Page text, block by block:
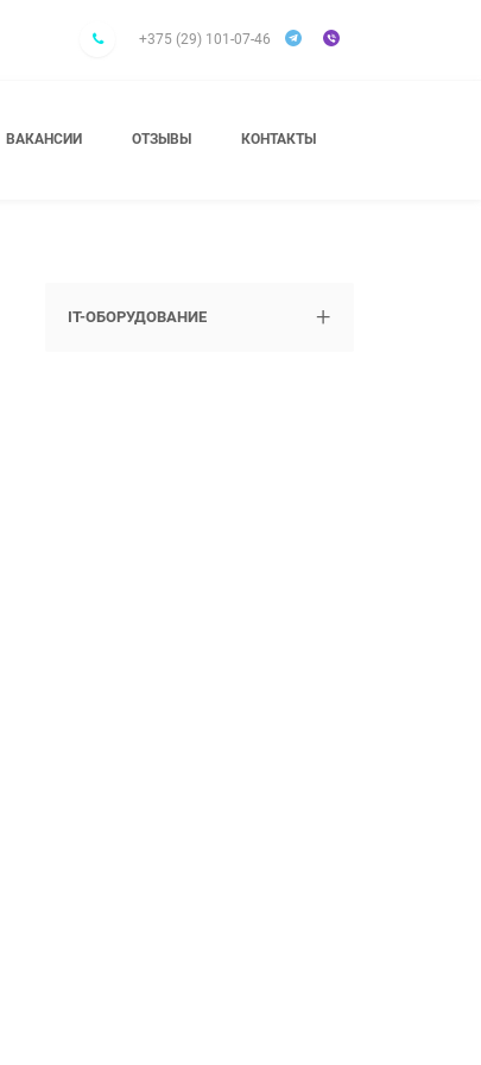
+375 (29) 101-07-46
ВАКАНСИИ ОТЗЫВЫ КОНТАКТЫ
IT-ОБОРУДОВАНИЕ +